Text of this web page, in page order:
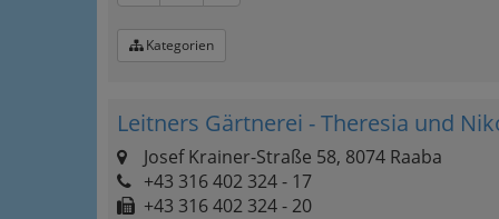
Kategorien
Leitners Gärtnerei - Theresia und
Josef Krainer-Straße 58, 8074 Raaba
+43 316 402 324 - 17
+43 316 402 324 - 20